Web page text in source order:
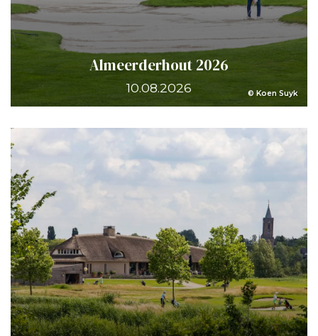
© Koen Suyk
Almeerderhout 2026
10.08.2026